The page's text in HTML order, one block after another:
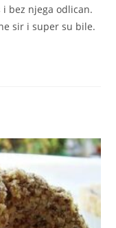
bez njega odlican.
sir i super su bile.